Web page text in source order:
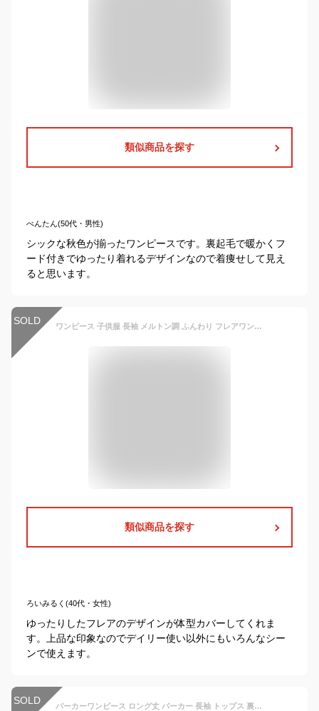
類似商品を探す
べんたん(50代・男性)
シックな秋色が揃ったワンピースです。裏起毛で暖かくフ
ード付きでゆったり着れるデザインなので着痩せして見え
ると思います。
SOLD ワンピース 子供服 長袖 メルトン調 ふんわり フレアワンピース 重ね着風 バイカラー 裏起毛 暖かい 秋 冬 ポケット付き キッズ ジュニア こども 女の子送料無料
類似商品を探す
ろいみるく(40代・女性)
ゆったりしたフレアのデザインが体型カバーしてくれま
す。上品な印象なのでデイリー使い以外にもいろんなシー
ンで使えます。
SOLD パーカーワンピース ロング丈 パーカー 長袖 トップス 裏起毛 あつたか 秋冬 フード付き 子供服 プルオーバー 刺繍 防寒服 切り替え カジュアル ゆったり 女の子 キッズ こども 可愛い きれいめ //卒園式/入学式/パーティ グレー 110-170cm